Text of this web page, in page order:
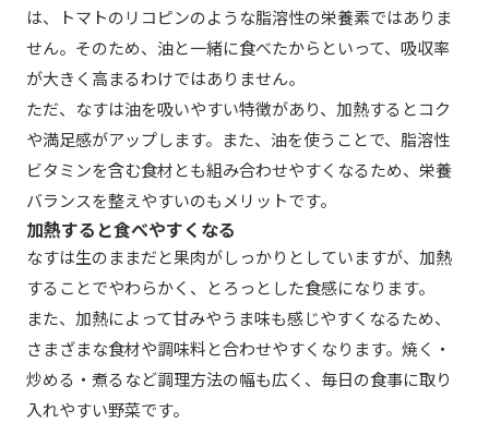
は、トマトのリコピンのような脂溶性の栄養素ではありま
せん。そのため、油と一緒に食べたからといって、吸収率
が大きく高まるわけではありません。
ただ、なすは油を吸いやすい特徴があり、加熱するとコク
や満足感がアップします。また、油を使うことで、脂溶性
ビタミンを含む食材とも組み合わせやすくなるため、栄養
バランスを整えやすいのもメリットです。
加熱すると食べやすくなる
なすは生のままだと果肉がしっかりとしていますが、加熱
することでやわらかく、とろっとした食感になります。
また、加熱によって甘みやうま味も感じやすくなるため、
さまざまな食材や調味料と合わせやすくなります。焼く・
炒める・煮るなど調理方法の幅も広く、毎日の食事に取り
入れやすい野菜です。